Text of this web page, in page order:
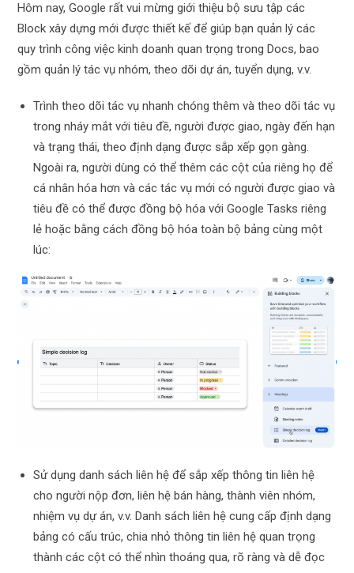
Hôm nay, Google rất vui mừng giới thiệu bộ sưu tập các
Block xây dựng mới được thiết kế để giúp bạn quản lý các
quy trình công việc kinh doanh quan trọng trong Docs, bao
gồm quản lý tác vụ nhóm, theo dõi dự án, tuyển dụng, v.v.
Trình theo dõi tác vụ nhanh chóng thêm và theo dõi tác vụ
trong nháy mắt với tiêu đề, người được giao, ngày đến hạn
và trạng thái, theo định dạng được sắp xếp gọn gàng.
Ngoài ra, người dùng có thể thêm các cột của riêng họ để
cá nhân hóa hơn và các tác vụ mới có người được giao và
tiêu đề có thể được đồng bộ hóa với Google Tasks riêng
lẻ hoặc bằng cách đồng bộ hóa toàn bộ bảng cùng một
lúc:
Sử dụng danh sách liên hệ để sắp xếp thông tin liên hệ
cho người nộp đơn, liên hệ bán hàng, thành viên nhóm,
nhiệm vụ dự án, v.v. Danh sách liên hệ cung cấp định dạng
bảng có cấu trúc, chia nhỏ thông tin liên hệ quan trọng
thành các cột có thể nhìn thoáng qua, rõ ràng và dễ đọc